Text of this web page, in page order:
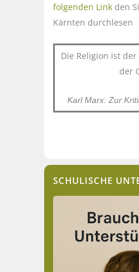
folgenden Link den
Kärnten durchlesen
Die Religion ist
der
Karl Marx: Zur
SCHULISCHE